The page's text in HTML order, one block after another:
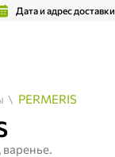
Дата и адрес доставки
PERMERIS